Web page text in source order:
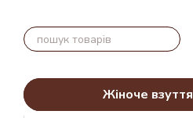
Жіноче взуття